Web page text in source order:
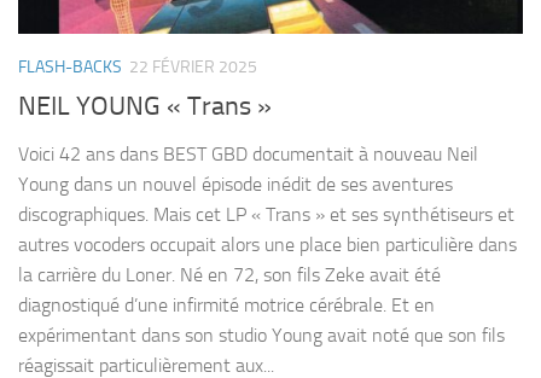
FLASH-BACKS 22 FÉVRIER 2025
NEIL YOUNG « Trans »
Voici 42 ans dans BEST GBD documentait à nouveau Neil
Young dans un nouvel épisode inédit de ses aventures
discographiques. Mais cet LP « Trans » et ses synthétiseurs et
autres vocoders occupait alors une place bien particulière dans
la carrière du Loner. Né en 72, son fils Zeke avait été
diagnostiqué d’une infirmité motrice cérébrale. Et en
expérimentant dans son studio Young avait noté que son fils
réagissait particulièrement aux...